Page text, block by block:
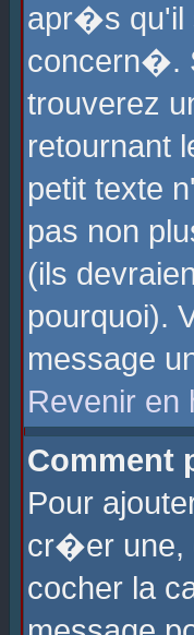
apr�s qu'il
concern�.
trouverez
retournant
petit texte
pas non
(ils
pourquoi).
message
Revenir en
Comment
Pour
cr�er une,
cocher la